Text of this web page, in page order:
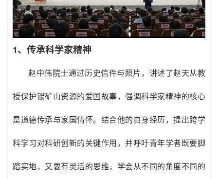
1、传承科学家精神
赵中伟院士通过历史信件与照片，讲述了赵天从教
授保护锡矿山资源的爱国故事，强调科学家精神的核心
是道德传承与家国情怀。结合他的自身经历，提出跨学
科学习对科研创新的关键作用，并呼吁青年学者既要脚
踏实地，又要有灵活的思维，学会从不同的角度不同的